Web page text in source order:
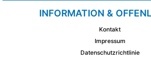
INFORMATION &
Kontakt
Impressum
Datenschutzrichtlinie